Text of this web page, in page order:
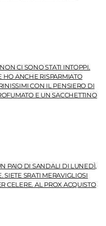
CI SONO STATI INTOPPI.
HO ANCHE RISPARMIATO
CON IL PENSIERO DI
E UN SACCHETTINO
PAIO DI SANDALI DI LUNEDÌ,
SRATI MERAVIGLIOSI
CELERE. AL PROX ACQUISTO